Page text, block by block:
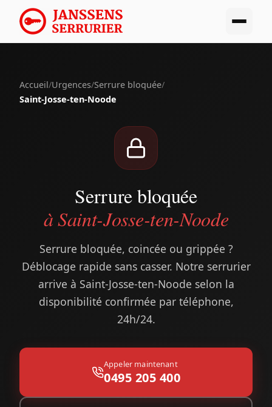
Accueil/Urgences/Serrure bloquée/
Saint-Josse-ten-Noode
Serrure bloquée
à Saint-Josse-ten-Noode
Serrure bloquée, coincée ou grippée ?
Déblocage rapide sans casser. Notre serrurier
arrive à Saint-Josse-ten-Noode selon la
disponibilité confirmée par téléphone,
24h/24.
Appeler maintenant
0495 205 400